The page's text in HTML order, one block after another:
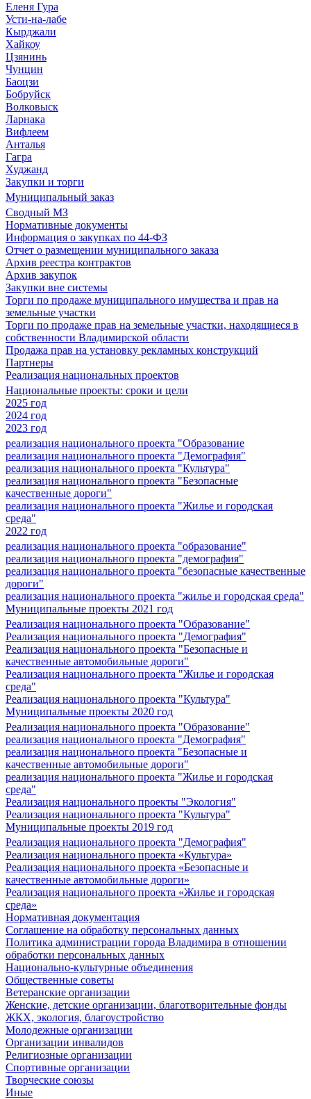
Еленя Гура
Усти-на-лабе
Кырджали
Хайкоу
Цзянинь
Чунцин
Баоцзи
Бобруйск
Волковыск
Ларнака
Вифлеем
Анталья
Гагра
Худжанд
Закупки и торги
Муниципальный заказ
Сводный МЗ
Нормативные документы
Информация о закупках по 44-ФЗ
Отчет о размещении муниципального заказа
Архив реестра контрактов
Архив закупок
Закупки вне системы
Торги по продаже муниципального имущества и прав на
земельные участки
Торги по продаже прав на земельные участки, находящиеся в
собственности Владимирской области
Продажа прав на установку рекламных конструкций
Партнеры
Реализация национальных проектов
Национальные проекты: сроки и цели
2025 год
2024 год
2023 год
реализация национального проекта "Образование
реализация национального проекта "Демография"
реализация национального проекта "Культура"
реализация национального проекта "Безопасные
качественные дороги"
реализация национального проекта "Жилье и городская
среда"
2022 год
реализация национального проекта "образование"
реализация национального проекта "демография"
реализация национального проекта "безопасные качественные
дороги"
реализация национального проекта "жилье и городская среда"
Муниципальные проекты 2021 год
Реализация национального проекта "Образование"
Реализация национального проекта "Демография"
Реализация национального проекта "Безопасные и
качественные автомобильные дороги"
Реализация национального проекта "Жилье и городская
среда"
Реализация национального проекта "Культура"
Муниципальные проекты 2020 год
Реализация национального проекта "Образование"
реализация национального проекта "Демография"
реализация национального проекта "Безопасные и
качественные автомобильные дороги"
реализация национального проекта "Жилье и городская
среда"
Реализация национального проекты "Экология"
Реализация национального проекта "Культура"
Муниципальные проекты 2019 год
Реализация национального проекта "Демография"
Реализация национального проекта «Культура»
Реализация национального проекта «Безопасные и
качественные автомобильные дороги»
Реализация национального проекта «Жилье и городская
среда»
Нормативная документация
Соглашение на обработку персональных данных
Политика администрации города Владимира в отношении
обработки персональных данных
Национально-культурные объединения
Общественные советы
Ветеранские организации
Женские, детские организации, благотворительные фонды
ЖКХ, экология, благоустройство
Молодежные организации
Организации инвалидов
Религиозные организации
Спортивные организации
Творческие союзы
Иные